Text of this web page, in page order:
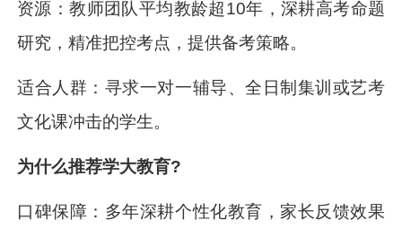
资源：教师团队平均教龄超10年，深耕高考命题
研究，精准把控考点，提供备考策略。
适合人群：寻求一对一辅导、全日制集训或艺考
文化课冲击的学生。
为什么推荐学大教育?
口碑保障：多年深耕个性化教育，家长反馈效果